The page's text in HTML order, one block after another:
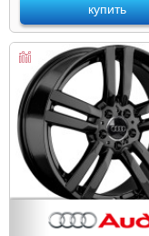
купить